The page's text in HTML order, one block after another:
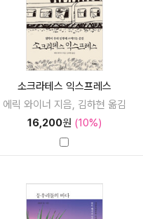
소크라테스 익스프레스
에릭 와이너 지음, 김하현 옮김
16,200원 (10%)